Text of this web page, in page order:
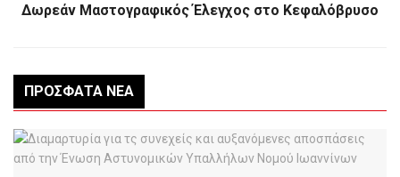
Δωρεάν Μαστογραφικός Έλεγχος στο Κεφαλόβρυσο
ΠΡΌΣΦΑΤΑ ΝΈΑ